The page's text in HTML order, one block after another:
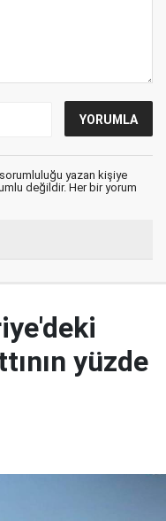
yazan kişiye
değildir. Her bir yorum
yüzde